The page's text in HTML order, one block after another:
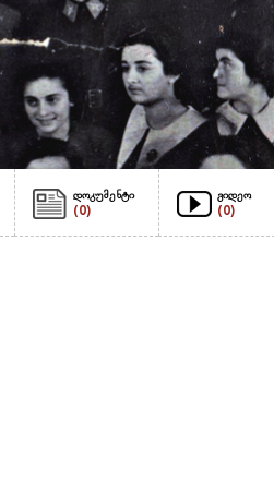
დოკუმენტი
(0)
ვიდეო
(0)